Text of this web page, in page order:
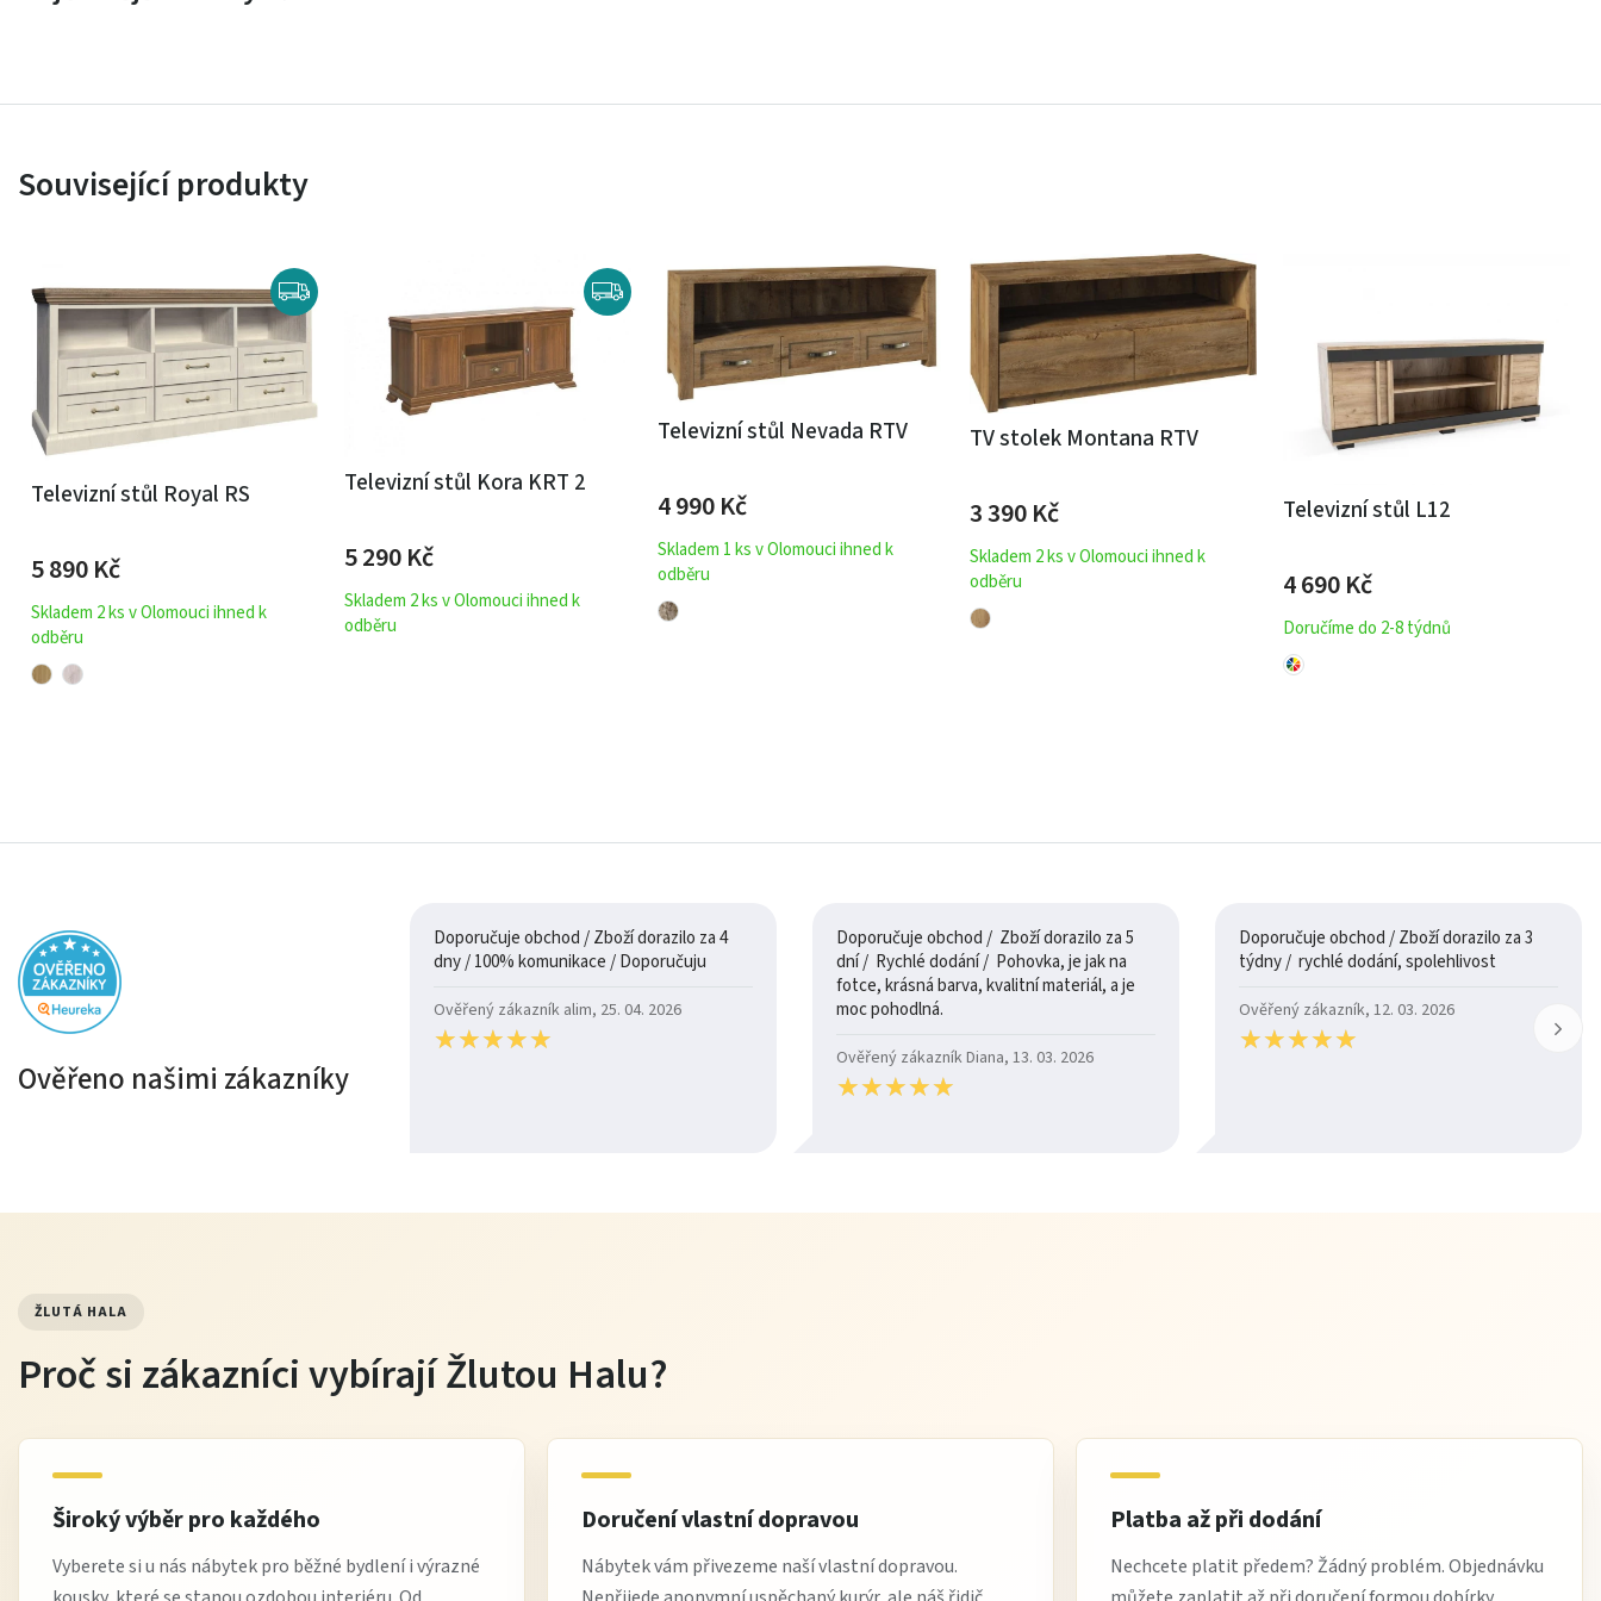
Související produkty
Televizní stůl Royal RS
5 890Kč
Skladem 2 ks v Olomouci ihned k
odběru
Televizní stůl Kora KRT 2
5 290Kč
Skladem 2 ks v Olomouci ihned k
odběru
Televizní stůl Nevada RTV
4 990Kč
Skladem 1 ks v Olomouci ihned k
odběru
TV stolek Montana RTV
3 390Kč
Skladem 2 ks v Olomouci ihned k
odběru
Televizní stůl L12
4 690Kč
Doručíme do 2-8 týdnů
Ověřeno našimi zákazníky
Doporučuje obchod / Zboží dorazilo za 4
dny / 100% komunikace / Doporučuju
Ověřený zákazník alim, 25. 04. 2026
★★★★★
★★★★★
Doporučuje obchod / Zboží dorazilo za 5
dní / Rychlé dodání / Pohovka, je jak na
fotce, krásná barva, kvalitní materiál, a je
moc pohodlná.
Ověřený zákazník Diana, 13. 03. 2026
★★★★★
★★★★★
Doporučuje obchod / Zboží dorazilo za 3
týdny / rychlé dodání, spolehlivost
Ověřený zákazník, 12. 03. 2026
★★★★★
★★★★★
ŽLUTÁ HALA
Proč si zákazníci vybírají Žlutou Halu?
Široký výběr pro každého
Vyberete si u nás nábytek pro běžné bydlení i výrazné
Doručení vlastní dopravou
Nábytek vám přivezeme naší vlastní dopravou.
Platba až při dodání
Nechcete platit předem? Žádný problém. Objednávku